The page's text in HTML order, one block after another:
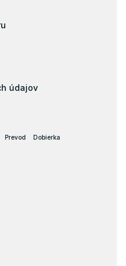
údajov
Prevod Dobierka